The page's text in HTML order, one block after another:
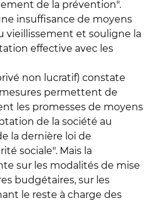
de la prévention".
insuffisance de moyens
vieillissement et souligne la
effective avec les
non lucratif) constate
permettent de
les promesses de moyens
de la société au
la dernière loi de
sociale". Mais la
sur les modalités de mise
budgétaires, sur les
le reste à charge des